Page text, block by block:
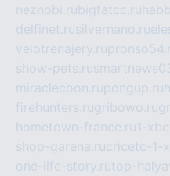
neznobi.rubigfatcc.ru
delfinet.rusilvernano.ru
velotrenajery.ru
show-pets.ru
miraclecoon.rupongup.ru
firehunters.rugribowo.ru
hometown-france.ru1-
shop-garena.rucricetc-1-
one-life-story.rutop-